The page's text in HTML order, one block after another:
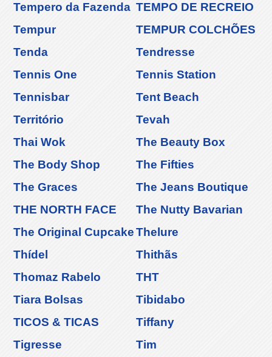
Tempero da Fazenda TEMPO DE RECREIO
Tempur
TEMPUR COLCHÕES
Tenda
Tendresse
Tennis One
Tennis Station
Tennisbar
Tent Beach
Território
Tevah
Thai Wok
The Beauty Box
The Body Shop
The Fifties
The Graces
The Jeans Boutique
THE NORTH FACE
The Nutty Bavarian
The Original CupcakeThelure
Thídel
Thithãs
Thomaz Rabelo
THT
Tiara Bolsas
Tibidabo
TICOS & TICAS
Tiffany
Tigresse
Tim